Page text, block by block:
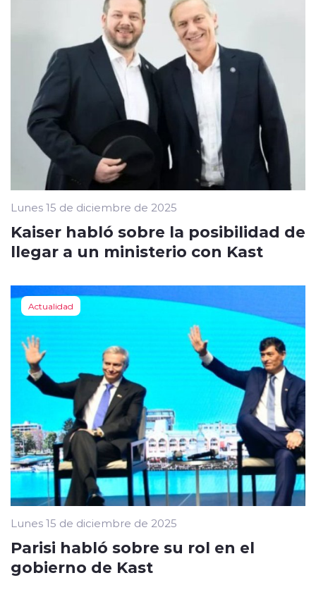
Lunes 15 de diciembre de 2025
Kaiser habló sobre la posibilidad de
llegar a un ministerio con Kast
Actualidad
Lunes 15 de diciembre de 2025
Parisi habló sobre su rol en el
gobierno de Kast